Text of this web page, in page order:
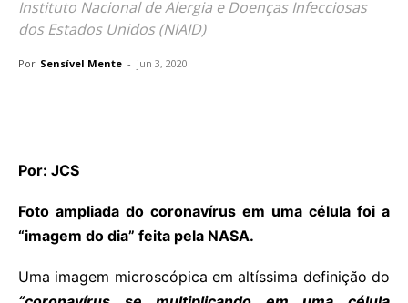
Instituto Nacional de Alergia e Doenças Infecciosas
dos Estados Unidos (NIAID)
Por Sensível Mente - jun 3, 2020
Por: JCS
Foto ampliada do coronavírus em uma célula foi a
“imagem do dia” feita pela NASA.
Uma imagem microscópica em altíssima definição do